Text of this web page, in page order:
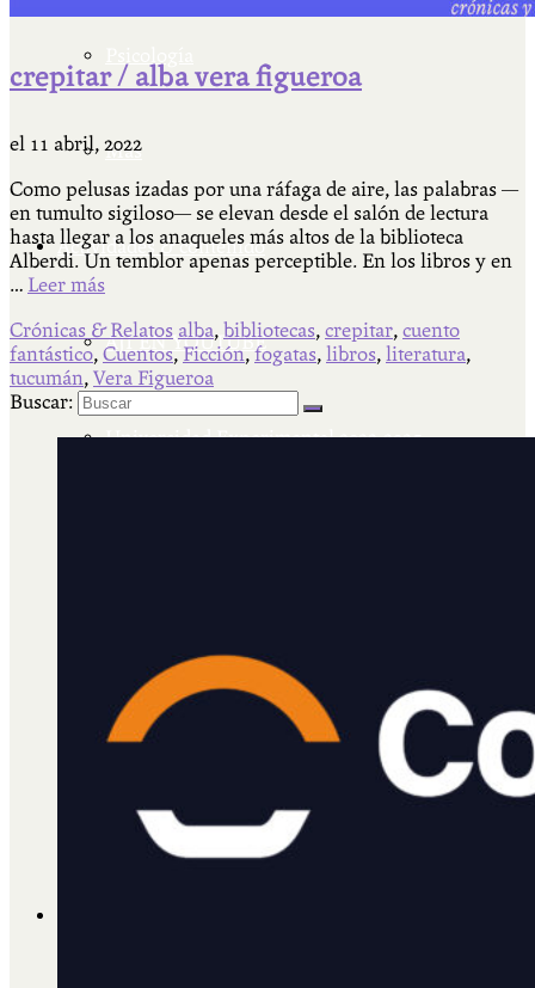
Más
Actividades & contenido
AJÍ EN YOUTUBE
Universidad Experimental 2022-2025
Cátedra Bailable 2018
Más
crepitar / alba vera figueroa
el 11 abril, 2022
Como pelusas izadas por una ráfaga de aire, las palabras —
en tumulto sigiloso— se elevan desde el salón de lectura
hasta llegar a los anaqueles más altos de la biblioteca
Alberdi. Un temblor apenas perceptible. En los libros y en
… Leer más
Crónicas & Relatos alba, bibliotecas, crepitar, cuento
fantástico, Cuentos, Ficción, fogatas, libros, literatura,
tucumán, Vera Figueroa
Buscar: